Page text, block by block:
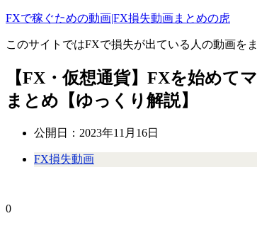
FXで稼ぐための動画|FX損失動画まとめの虎
このサイトではFXで損失が出ている人の動画を
【FX・仮想通貨】FXを始め
まとめ【ゆっくり解説】
公開日： 2023年11月16日
FX損失動画
0